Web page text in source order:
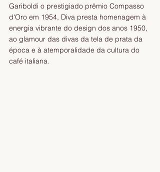
Gariboldi o prestigiado prêmio Compasso
d'Oro em 1954, Diva presta homenagem à
energia vibrante do design dos anos 1950,
ao glamour das divas da tela de prata da
época e à atemporalidade da cultura do
café italiana.